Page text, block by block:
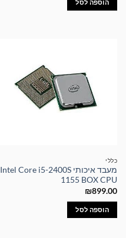
הוספה לסל
כללי
מעבד איכותי Intel Core i5-2400S
1155 BOX CPU
₪899.00
הוספה לסל